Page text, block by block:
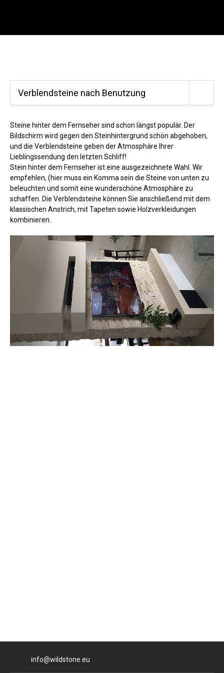
Beratung DE:+49 171 866 39 64,
(Werktags 8 – 17 Uhr)
Verblendsteine nach Benutzung
Steine hinter dem Fernseher sind schon längst populär. Der
Bildschirm wird gegen den Steinhintergrund schön abgehoben,
und die Verblendsteine geben der Atmosphäre Ihrer
Lieblingssendung den letzten Schliff!
Stein hinter dem Fernseher ist eine ausgezeichnete Wahl. Wir
empfehlen, (hier muss ein Komma sein die Steine von unten zu
beleuchten und somit eine wunderschöne Atmosphäre zu
schaffen. Die Verblendsteine können Sie anschließend mit dem
klassischen Anstrich, mit Tapeten sowie Holzverkleidungen
kombinieren.
E-Mailadresse
info@wildstone.eu